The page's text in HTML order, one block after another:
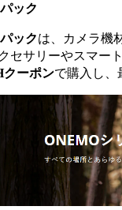
ック
ックは、カメラ機
セサリーやスマー
クーポンで購入し、